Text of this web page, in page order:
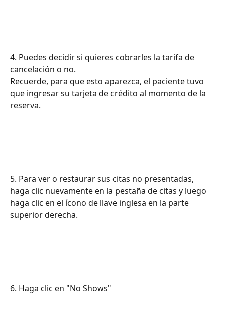
4. Puedes decidir si quieres cobrarles la tarifa de
cancelación o no.
Recuerde, para que esto aparezca, el paciente tuvo
que ingresar su tarjeta de crédito al momento de la
reserva.
5. Para ver o restaurar sus citas no presentadas,
haga clic nuevamente en la pestaña de citas y luego
haga clic en el ícono de llave inglesa en la parte
superior derecha.
6. Haga clic en "No Shows"